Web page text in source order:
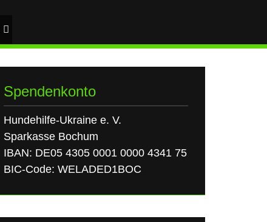
Spendenkonto
Hundehilfe-Ukraine e. V.
Sparkasse Bochum
IBAN: DE05 4305 0001 0000 4341 75
BIC-Code: WELADED1BOC